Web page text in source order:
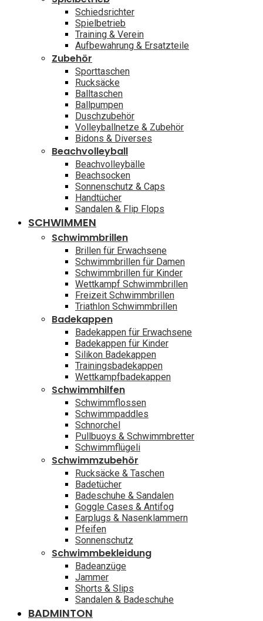
Schiedsrichter
Spielbetrieb
Training & Verein
Aufbewahrung & Ersatzteile
Zubehör
Sporttaschen
Rucksäcke
Balltaschen
Ballpumpen
Duschzubehör
Volleyballnetze & Zubehör
Bidons & Diverses
Beachvolleyball
Beachvolleybälle
Beachsocken
Sonnenschutz & Caps
Handtücher
Sandalen & Flip Flops
SCHWIMMEN
Schwimmbrillen
Brillen für Erwachsene
Schwimmbrillen für Damen
Schwimmbrillen für Kinder
Wettkampf Schwimmbrillen
Freizeit Schwimmbrillen
Triathlon Schwimmbrillen
Badekappen
Badekappen für Erwachsene
Badekappen für Kinder
Silikon Badekappen
Trainingsbadekappen
Wettkampfbadekappen
Schwimmhilfen
Schwimmflossen
Schwimmpaddles
Schnorchel
Pullbuoys & Schwimmbretter
Schwimmflügeli
Schwimmzubehör
Rucksäcke & Taschen
Badetücher
Badeschuhe & Sandalen
Goggle Cases & Antifog
Earplugs & Nasenklammern
Pfeifen
Sonnenschutz
Schwimmbekleidung
Badeanzüge
Jammer
Shorts & Slips
Sandalen & Badeschuhe
BADMINTON